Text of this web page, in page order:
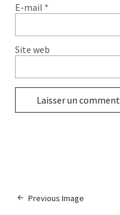
E-mail *
Site web
Previous Image